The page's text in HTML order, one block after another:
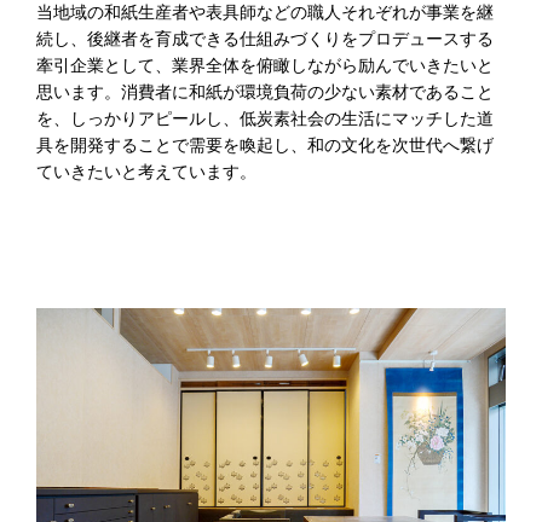
当地域の和紙生産者や表具師などの職人それぞれが事業を継
続し、後継者を育成できる仕組みづくりをプロデュースする
牽引企業として、業界全体を俯瞰しながら励んでいきたいと
思います。消費者に和紙が環境負荷の少ない素材であること
を、しっかりアピールし、低炭素社会の生活にマッチした道
具を開発することで需要を喚起し、和の文化を次世代へ繋げ
ていきたいと考えています。